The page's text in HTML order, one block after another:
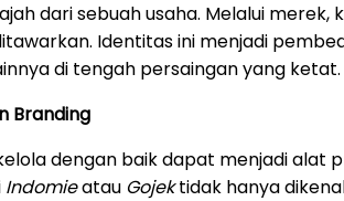
dari sebuah usaha. Melalui
Identitas ini menjadi
di tengah persaingan yang ketat.
Branding
dengan baik dapat menjadi alat
Indomieatau Gojektidak hanya